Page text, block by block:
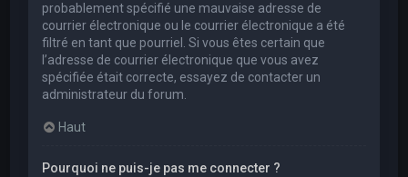
probablement spécifié une mauvaise adresse de
courrier électronique ou le courrier électronique a été
filtré en tant que pourriel. Si vous êtes certain que
l’adresse de courrier électronique que vous avez
spécifiée était correcte, essayez de contacter un
administrateur du forum.
Haut
Pourquoi ne puis-je pas me connecter ?